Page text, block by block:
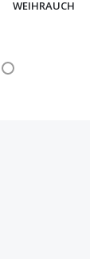
WEIHRAUCH